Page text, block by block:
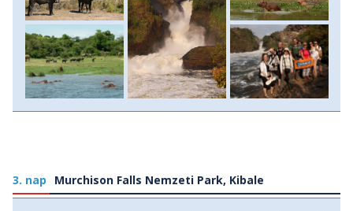
3. nap Murchison Falls Nemzeti Park, Kibale